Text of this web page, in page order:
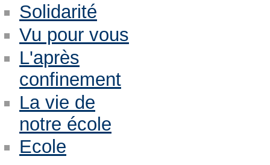
Solidarité
Vu pour vous
L'après
confinement
La vie de
notre école
Ecole